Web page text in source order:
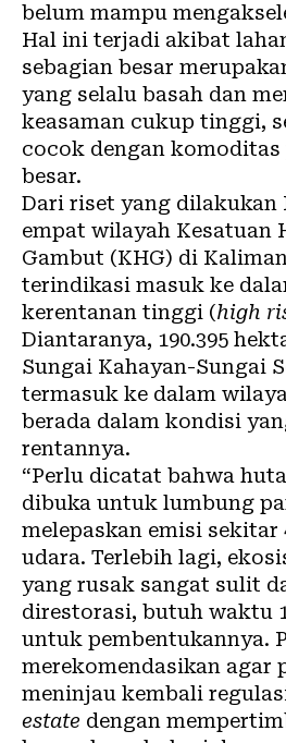
belum mampu
Hal ini terjadi akibat
sebagian besar
yang selalu basah dan
keasaman cukup tinggi,
cocok dengan
besar.
Dari riset yang dilakukan
empat wilayah Kesatuan
Gambut (KHG) di
terindikasi masuk ke
kerentanan tinggi (high
Diantaranya, 190.395
Sungai Kahayan-Sungai
termasuk ke dalam
berada dalam kondisi
rentannya.
“Perlu dicatat bahwa
dibuka untuk lumbung
melepaskan emisi sekitar
udara. Terlebih lagi,
yang rusak sangat sulit
direstorasi, butuh waktu
untuk pembentukannya.
merekomendasikan agar
meninjau kembali
estate dengan